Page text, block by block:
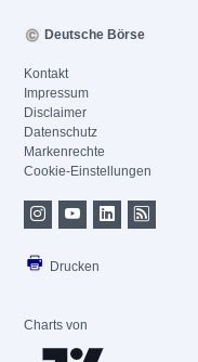
Deutsche Börse
Kontakt
Impressum
Disclaimer
Datenschutz
Markenrechte
Cookie-Einstellungen
Drucken
Charts von